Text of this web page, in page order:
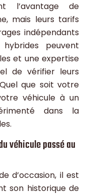
l’avantage de
mais leurs tarifs
indépendants
peuvent
et une expertise
de vérifier leurs
que soit votre
véhicule à un
dans la
véhicule passé au
d’occasion, il est
son historique de